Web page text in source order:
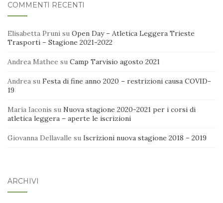
COMMENTI RECENTI
Elisabetta Pruni su Open Day – Atletica Leggera Trieste
Trasporti – Stagione 2021-2022
Andrea Mathee su Camp Tarvisio agosto 2021
Andrea su Festa di fine anno 2020 – restrizioni causa COVID-
19
Maria Iaconis su Nuova stagione 2020-2021 per i corsi di
atletica leggera – aperte le iscrizioni
Giovanna Dellavalle su Iscrizioni nuova stagione 2018 – 2019
ARCHIVI